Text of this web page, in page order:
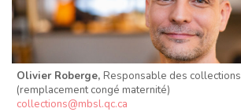
Olivier Roberge, Responsable des collections
(remplacement congé maternité)
collections@mbsl.qc.ca